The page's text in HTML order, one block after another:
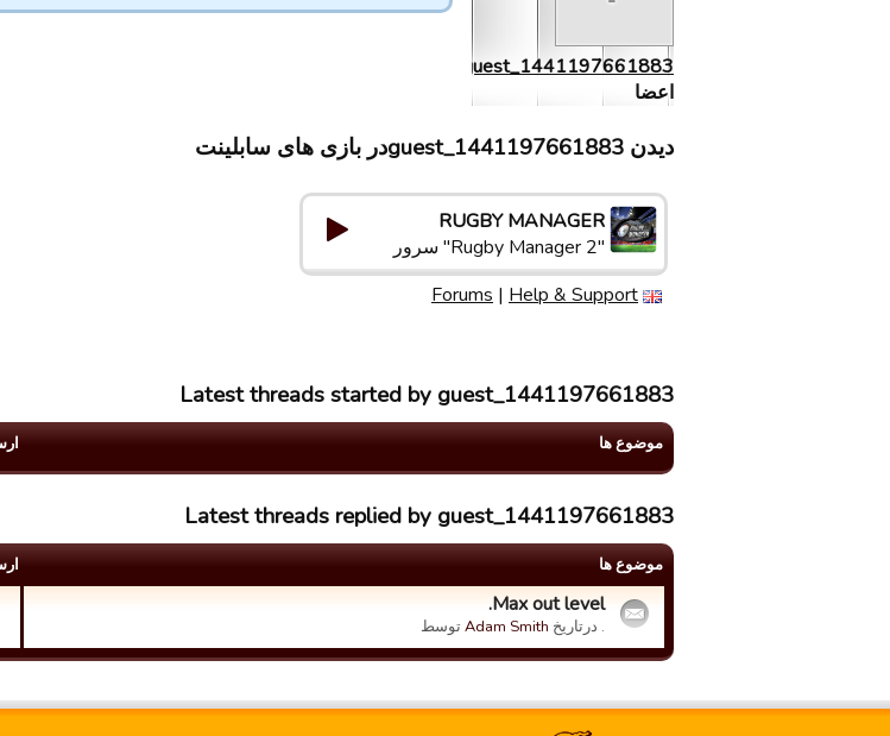
guest_1441197661883
اعضا
دیدن guest_1441197661883در بازی های سابلینت
RUGBY MANAGER
"Rugby Manager 2" سرور
Forums | Help & Support
Latest threads started by guest_1441197661883
موضوع ها
Latest threads replied by guest_1441197661883
موضوع ها
Max out level.
. درتاریخ Adam Smithتوسط